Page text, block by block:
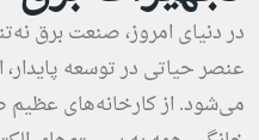
در دنیای امروز، صنعت برق
عنصر حیاتی در توسعه
می‌شود. از کارخانه‌های عظیم